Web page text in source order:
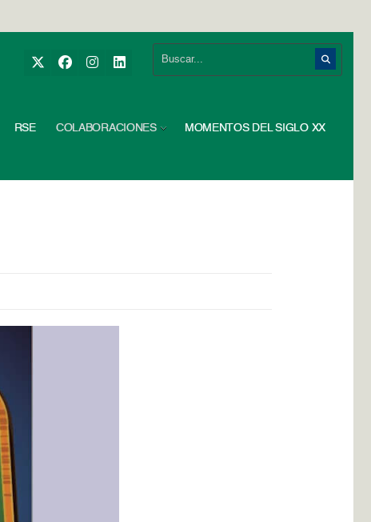
RSE COLABORACIONES MOMENTOS DEL SIGLO XX